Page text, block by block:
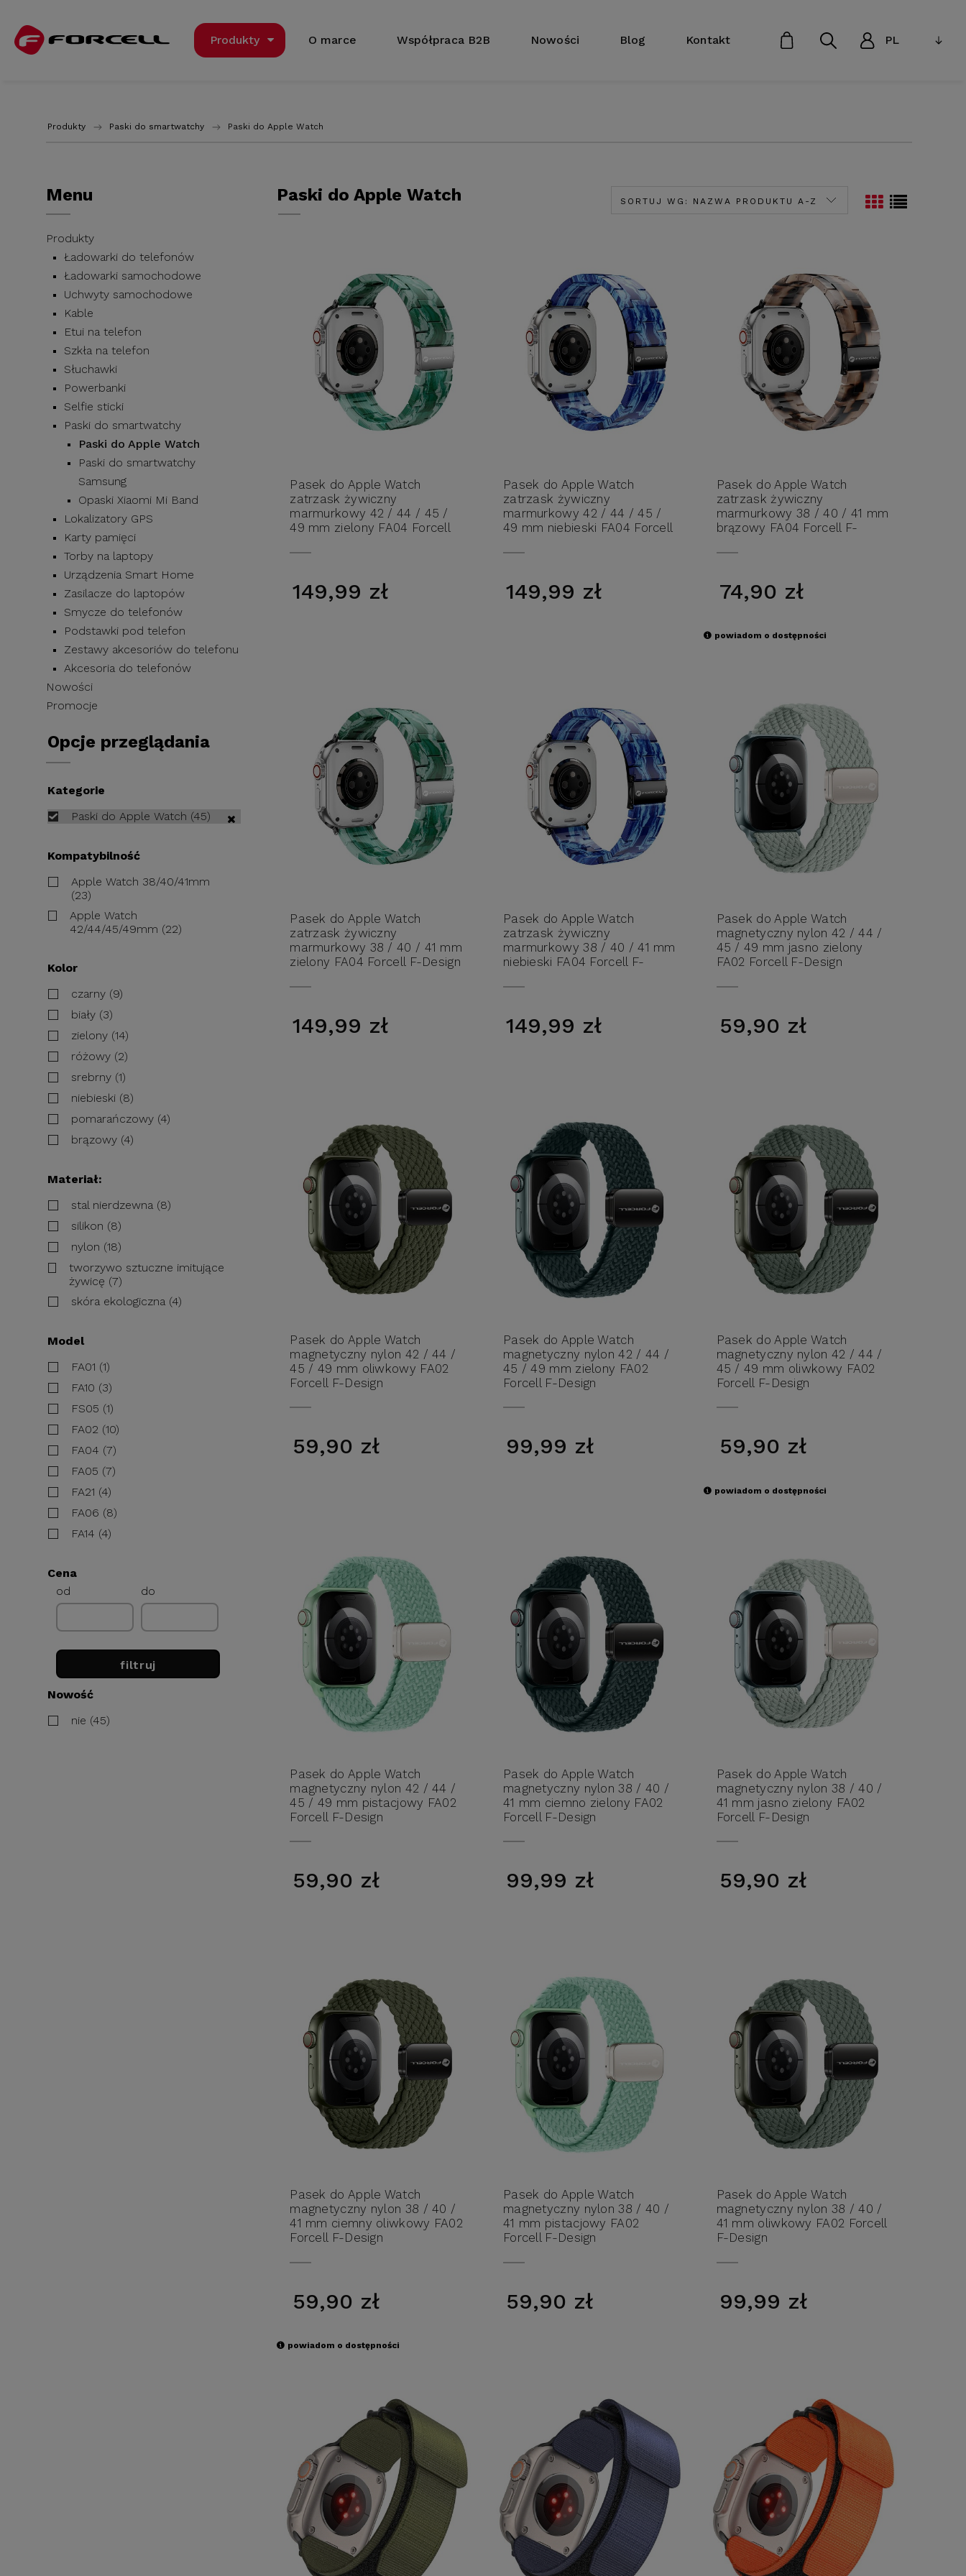
Produkty O marce Współpraca B2B Nowości Blog Kontakt
Produkty Paski do smartwatchy Paski do Apple Watch
Menu
Produkty
Ładowarki do telefonów
Ładowarki samochodowe
Uchwyty samochodowe
Kable
Etui na telefon
Szkła na telefon
Słuchawki
Powerbanki
Selfie sticki
Paski do smartwatchy
Paski do Apple Watch
Paski do smartwatchy
Samsung
Opaski Xiaomi Mi Band
Lokalizatory GPS
Karty pamięci
Torby na laptopy
Urządzenia Smart Home
Zasilacze do laptopów
Smycze do telefonów
Podstawki pod telefon
Zestawy akcesoriów do telefonu
Akcesoria do telefonów
Nowości
Promocje
Opcje przeglądania
Kategorie
Paski do Apple Watch (45)
Kompatybilność
Apple Watch 38/40/41mm
(23)
Apple Watch
42/44/45/49mm (22)
Kolor
czarny (9)
biały (3)
zielony (14)
różowy (2)
srebrny (1)
niebieski (8)
pomarańczowy (4)
brązowy (4)
Materiał:
stal nierdzewna (8)
silikon (8)
nylon (18)
tworzywo sztuczne imitujące
żywicę (7)
skóra ekologiczna (4)
Model
FA01 (1)
FA10 (3)
FS05 (1)
FA02 (10)
FA04 (7)
FA05 (7)
FA21 (4)
FA06 (8)
FA14 (4)
Cena
od
do
filtruj
Nowość
nie (45)
Paski do Apple Watch SORTUJ WG: NAZWA PRODUKTU A-Z
Pasek do Apple Watch
zatrzask żywiczny
marmurkowy 42 / 44 / 45 /
49 mm zielony FA04 Forcell
149,99 zł
Pasek do Apple Watch
zatrzask żywiczny
marmurkowy 42 / 44 / 45 /
49 mm niebieski FA04 Forcell
149,99 zł
Pasek do Apple Watch
zatrzask żywiczny
marmurkowy 38 / 40 / 41 mm
brązowy FA04 Forcell F-
74,90 zł
powiadom o dostępności
Pasek do Apple Watch
zatrzask żywiczny
marmurkowy 38 / 40 / 41 mm
zielony FA04 Forcell F-Design
149,99 zł
Pasek do Apple Watch
zatrzask żywiczny
marmurkowy 38 / 40 / 41 mm
niebieski FA04 Forcell F-
149,99 zł
Pasek do Apple Watch
magnetyczny nylon 42 / 44 /
45 / 49 mm jasno zielony
FA02 Forcell F-Design
59,90 zł
Pasek do Apple Watch
magnetyczny nylon 42 / 44 /
45 / 49 mm oliwkowy FA02
Forcell F-Design
59,90 zł
Pasek do Apple Watch
magnetyczny nylon 42 / 44 /
45 / 49 mm zielony FA02
Forcell F-Design
99,99 zł
Pasek do Apple Watch
magnetyczny nylon 42 / 44 /
45 / 49 mm oliwkowy FA02
Forcell F-Design
59,90 zł
powiadom o dostępności
Pasek do Apple Watch
magnetyczny nylon 42 / 44 /
45 / 49 mm pistacjowy FA02
Forcell F-Design
59,90 zł
Pasek do Apple Watch
magnetyczny nylon 38 / 40 /
41 mm ciemno zielony FA02
Forcell F-Design
99,99 zł
Pasek do Apple Watch
magnetyczny nylon 38 / 40 /
41 mm jasno zielony FA02
Forcell F-Design
59,90 zł
Pasek do Apple Watch
magnetyczny nylon 38 / 40 /
41 mm ciemny oliwkowy FA02
Forcell F-Design
59,90 zł
powiadom o dostępności
Pasek do Apple Watch
magnetyczny nylon 38 / 40 /
41 mm pistacjowy FA02
Forcell F-Design
59,90 zł
Pasek do Apple Watch
magnetyczny nylon 38 / 40 /
41 mm oliwkowy FA02 Forcell
F-Design
99,99 zł